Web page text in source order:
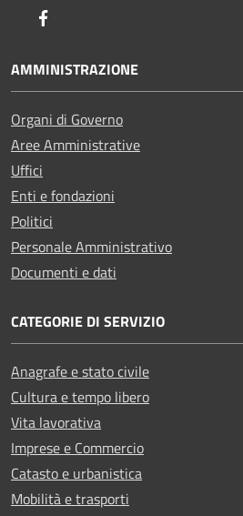
AMMINISTRAZIONE
Organi di Governo
Aree Amministrative
Uffici
Enti e fondazioni
Politici
Personale Amministrativo
Documenti e dati
CATEGORIE DI SERVIZIO
Anagrafe e stato civile
Cultura e tempo libero
Vita lavorativa
Imprese e Commercio
Catasto e urbanistica
Mobilità e trasporti